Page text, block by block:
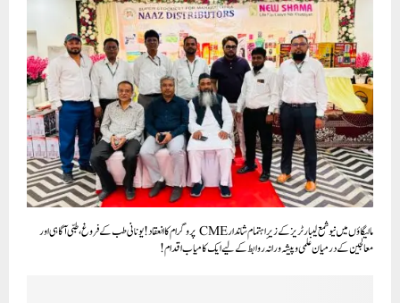
مالیگاؤں میں نیو شمع لیبارٹریز کے زیرِ اہتمام شاندار CME پروگرام کا انعقاد! یونانی طب کے فروغ، طبی آگاہی اور
معالجین کے درمیان علمی و پیشہ ورانہ روابط کے لیے ایک کامیاب اقدام!